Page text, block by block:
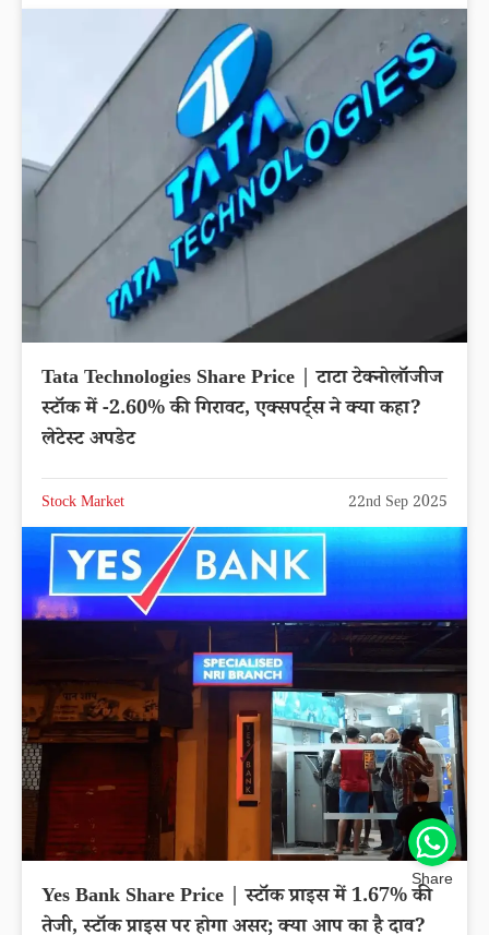
Tata Technologies Share Price | टाटा टेक्नोलॉजीज
स्टॉक में -2.60% की गिरावट, एक्सपर्ट्स ने क्या कहा?
लेटेस्ट अपडेट
Stock Market 22nd Sep 2025
Yes Bank Share Price | स्टॉक प्राइस में 1.67% की
तेजी, स्टॉक प्राइस पर होगा असर; क्या आप का है दाव?
Share